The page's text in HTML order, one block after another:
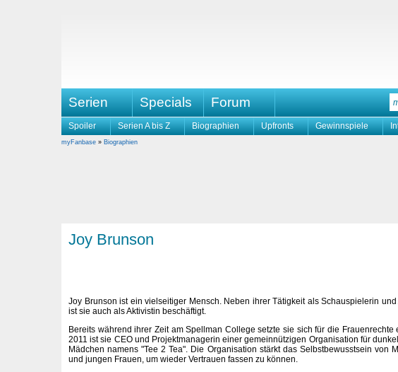
Serien Specials Forum
Spoiler Serien A bis Z Biographien Upfronts Gewinnspiele
myFanbase » Biographien
Joy Brunson
Joy Brunson ist ein vielseitiger Mensch. Neben ihrer Tätigkeit als Schauspielerin und
ist sie auch als Aktivistin beschäftigt.
Bereits während ihrer Zeit am Spellman College setzte sie sich für die Frauenrechte
2011 ist sie CEO und Projektmanagerin einer gemeinnützigen Organisation für
Mädchen namens "Tee 2 Tea". Die Organisation stärkt das Selbstbewusstsein von
und jungen Frauen, um wieder Vertrauen fassen zu können.